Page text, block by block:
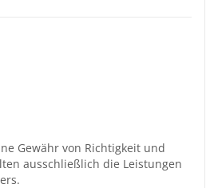
Gewähr von Richtigkeit und
ausschließlich die Leistungen